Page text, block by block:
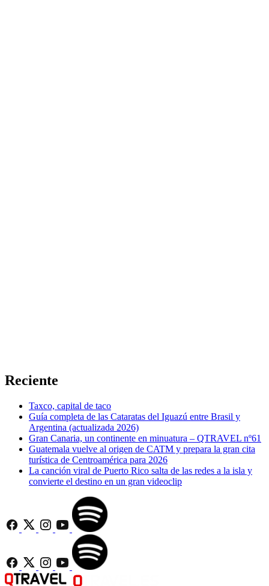
Reciente
Taxco, capital de taco
Guía completa de las Cataratas del Iguazú entre Brasil y
Argentina (actualizada 2026)
Gran Canaria, un continente en minuatura – QTRAVEL nº61
Guatemala vuelve al origen de CATM y prepara la gran cita
turística de Centroamérica para 2026
La canción viral de Puerto Rico salta de las redes a la isla y
convierte el destino en un gran videoclip